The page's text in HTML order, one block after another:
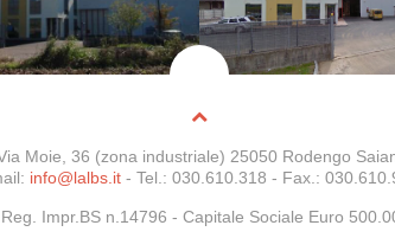
Moie, 36 (zona industriale) 25050 Rodengo
info@lalbs.it - Tel.: 030.610.318 - Fax.:
Reg. Impr.BS n.14796 - Capitale Sociale Euro